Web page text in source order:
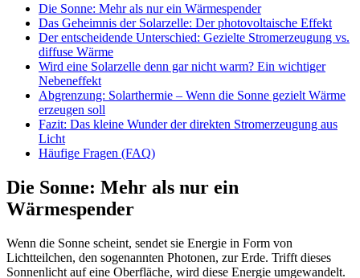
Die Sonne: Mehr als nur ein Wärmespender
Das Geheimnis der Solarzelle: Der photovoltaische Effekt
Der entscheidende Unterschied: Gezielte Stromerzeugung vs.
diffuse Wärme
Wird eine Solarzelle denn gar nicht warm? Ein wichtiger
Nebeneffekt
Abgrenzung: Solarthermie – Wenn die Sonne gezielt Wärme
erzeugen soll
Fazit: Das kleine Wunder der direkten Stromerzeugung aus
Licht
Häufige Fragen (FAQ)
Die Sonne: Mehr als nur ein
Wärmespender
Wenn die Sonne scheint, sendet sie Energie in Form von
Lichtteilchen, den sogenannten Photonen, zur Erde. Trifft dieses
Sonnenlicht auf eine Oberfläche, wird diese Energie umgewandelt.